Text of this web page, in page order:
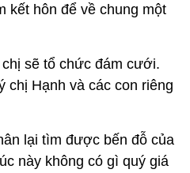
kết hôn để về chung một
sẽ tổ chức đám cưới.
chị Hạnh và các con riêng
lại tìm được bến đỗ của
này không có gì quý giá